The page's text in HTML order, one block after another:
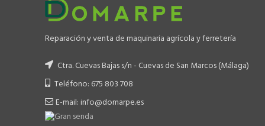
Reparación y venta de maquinaria agrícola y ferretería
Ctra. Cuevas Bajas s/n - Cuevas de San Marcos (Málaga)
Teléfono: 675 803 708
E-mail: info@domarpe.es